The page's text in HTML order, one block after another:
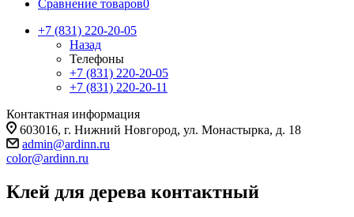
Сравнение товаров0
+7 (831) 220-20-05
Назад
Телефоны
+7 (831) 220-20-05
+7 (831) 220-20-11
Контактная информация
603016, г. Нижний Новгород, ул. Монастырка, д. 18
admin@ardinn.ru
color@ardinn.ru
Клей для дерева контактный